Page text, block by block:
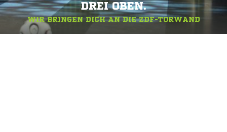
DREI OBEN.
WIR BRINGEN DICH AN DIE ZDF-TORWAND